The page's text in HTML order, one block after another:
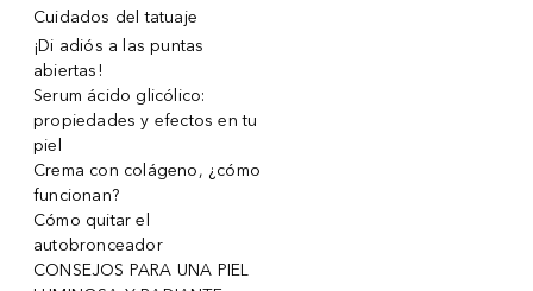
Cuidados del tatuaje
¡Di adiós a las puntas
abiertas!
Serum ácido glicólico:
propiedades y efectos en tu
piel
Crema con colágeno, ¿cómo
funcionan?
Cómo quitar el
autobronceador
CONSEJOS PARA UNA PIEL